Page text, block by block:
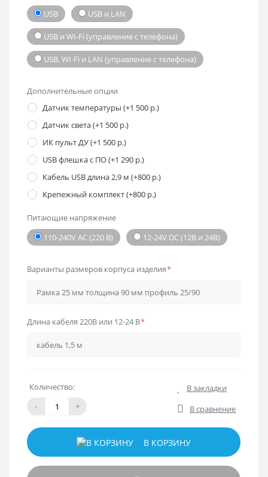
USB
USB и LAN
USB и WI-Fi (управление с телефона)
USB, WI-Fi и LAN (управление с телефона)
Дополнительные опции
Датчик температуры (+1 500 р.)
Датчик света (+1 500 р.)
ИК пульт ДУ (+1 500 р.)
USB флешка с ПО (+1 290 р.)
Кабель USB длина 2,9 м (+800 р.)
Крепежный комплект (+800 р.)
Питающие напряжение
110-240V AC (220 В)
12-24V DC (12В и 24В)
Варианты размеров корпуса изделия*
Длина кабеля 220В или 12-24 В*
Количество:
- +
В закладки
В сравнение
В КОРЗИНУ